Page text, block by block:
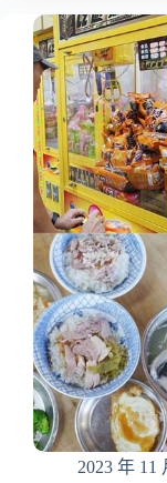
鍋/
鴛
鴦
鍋/
家
庭
聚
餐/
聚
會
餐
廳
康
餐
盒
懶
人
包】
精
選
9
家
中
永
和
健
康
餐
盒
推
薦/
低
2023 年 11